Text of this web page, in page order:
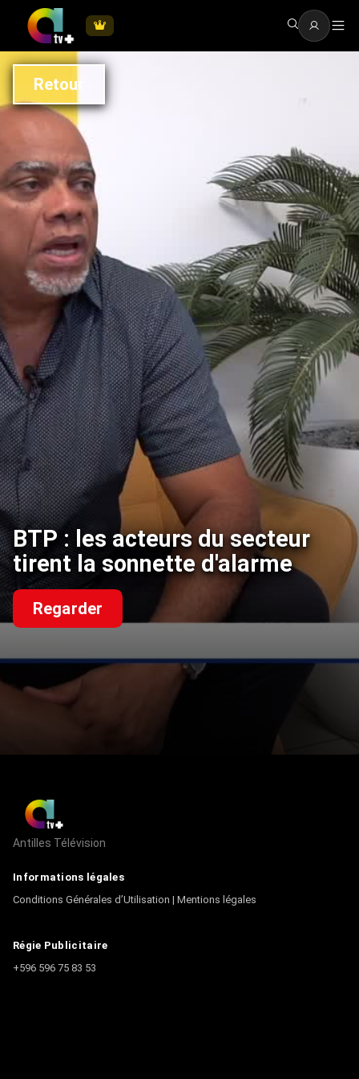
Retour
BTP : les acteurs du secteur
tirent la sonnette d'alarme
Regarder
Antilles Télévision
Informations légales
Conditions Générales d’Utilisation | Mentions légales
Régie Publicitaire
+596 596 75 83 53